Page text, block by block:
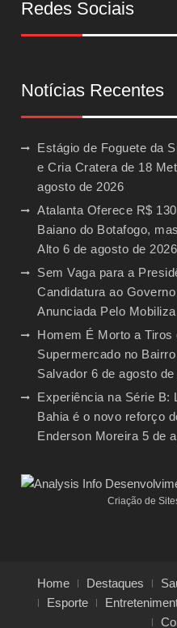
Redes Sociais
Notícias Recentes
Estágio de Foguete da
e Cria Cratera de 18
agosto de 2026
Atalanta Oferece R$
Baiano do Botafogo,
Alto 6 de agosto de 2026
Sem Vaga para a
Candidatura ao
Anunciada Pelo Mobiliza
Homem É Morto a Tiros
Supermercado no
Salvador 6 de agosto de
Experiência na Série B:
Bahia é o novo reforço
Enderson Moreira 5 de
Criação de
Home Destaques
Esporte